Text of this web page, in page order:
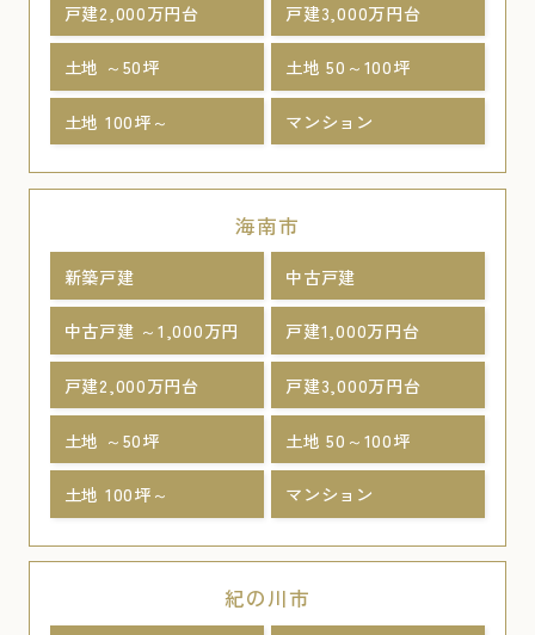
戸建2,000万円台 戸建3,000万円台
土地 ～50坪 土地 50～100坪
土地 100坪～ マンション
海南市
新築戸建 中古戸建
中古戸建 ～1,000万円 戸建1,000万円台
戸建2,000万円台 戸建3,000万円台
土地 ～50坪 土地 50～100坪
土地 100坪～ マンション
紀の川市